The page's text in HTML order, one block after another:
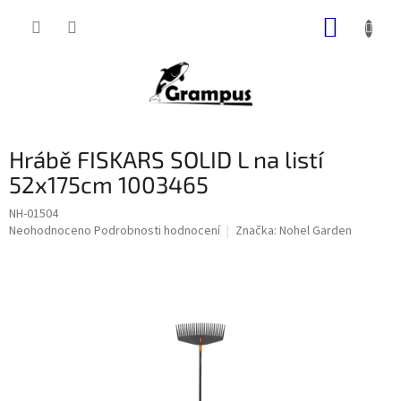
Hrábě FISKARS SOLID L na listí
52x175cm 1003465
NH-01504
Průměrné
Neohodnoceno Podrobnosti hodnocení Značka: Nohel Garden